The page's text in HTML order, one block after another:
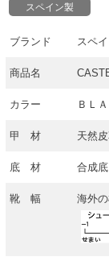
スペイン製
ブランド スペ
商品名
カラー ＢＬ
甲 材 天然
底 材 合成底
靴 幅 海外